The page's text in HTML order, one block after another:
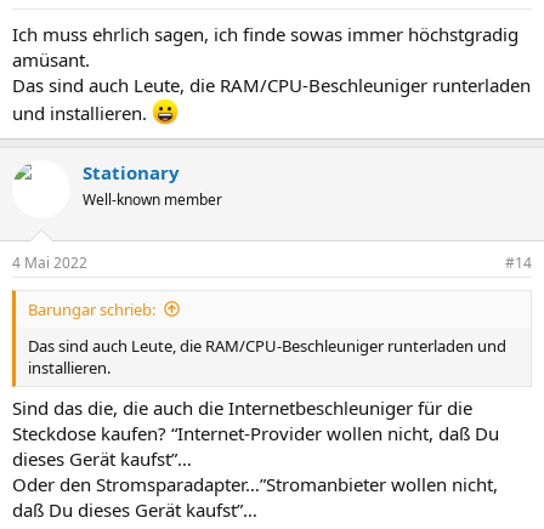
Ich muss ehrlich sagen, ich finde sowas immer höchstgradig
amüsant.
Das sind auch Leute, die RAM/CPU-Beschleuniger runterladen
und installieren.
Stationary
Well-known member
4 Mai 2022 #14
Barungar schrieb:
Das sind auch Leute, die RAM/CPU-Beschleuniger runterladen und
installieren.
Sind das die, die auch die Internetbeschleuniger für die
Steckdose kaufen? “Internet-Provider wollen nicht, daß Du
dieses Gerät kaufst”…
Oder den Stromsparadapter…”Stromanbieter wollen nicht,
daß Du dieses Gerät kaufst”…